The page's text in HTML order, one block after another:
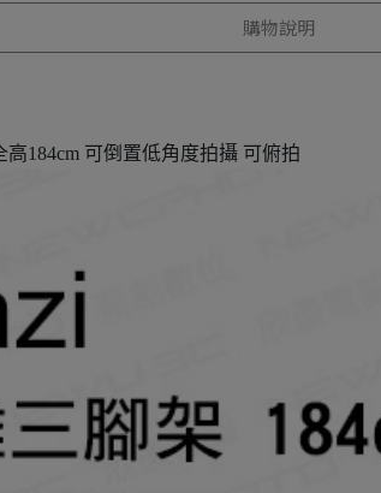
購物說明
184cm 可倒置低角度拍攝 可俯拍